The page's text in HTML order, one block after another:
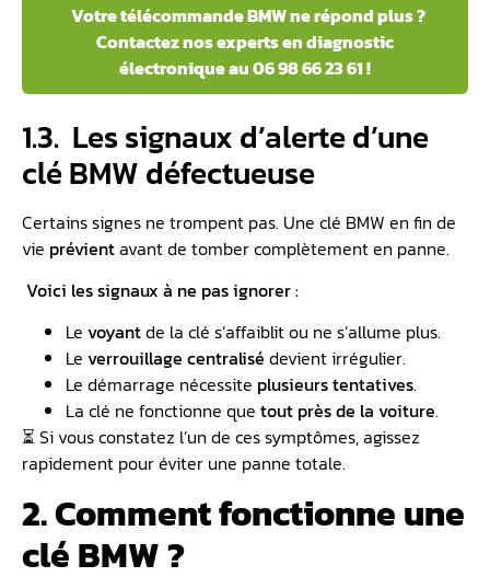
Votre télécommande BMW ne répond plus ?
Contactez nos experts en diagnostic
électronique au 06 98 66 23 61 !
1.3. ️ Les signaux d’alerte d’une
clé BMW défectueuse
Certains signes ne trompent pas. Une clé BMW en fin de
vie prévientavant de tomber complètement en panne.
Voici les signaux à ne pas ignorer :
Le voyantde la clé s’affaiblit ou ne s’allume plus.
Le verrouillage centralisé devient irrégulier.
Le démarrage nécessite plusieurs tentatives.
La clé ne fonctionne que tout près de la voiture.
⏳ Si vous constatez l’un de ces symptômes, agissez
rapidement pour éviter une panne totale.
2. Comment fonctionne une
clé BMW ?